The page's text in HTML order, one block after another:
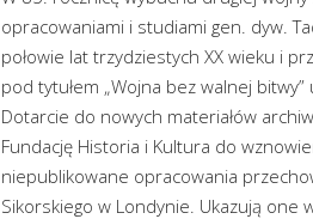
opracowaniami i studiami gen. dyw.
połowie lat trzydziestych XX wieku i
pod tytułem „Wojna bez walnej
Dotarcie do nowych materiałów
Fundację Historia i Kultura do
niepublikowane opracowania
Sikorskiego w Londynie. Ukazują